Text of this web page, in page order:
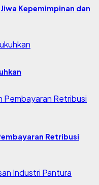
Kepemimpinan dan
Retribusi